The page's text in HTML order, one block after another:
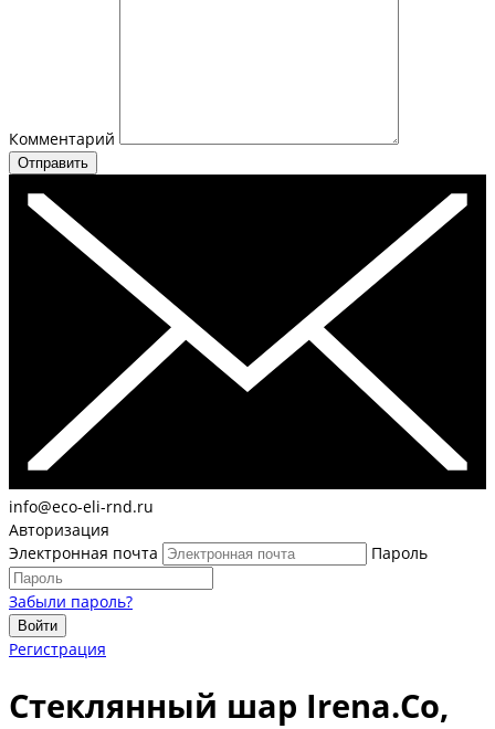
Комментарий
Отправить
info@eco-eli-rnd.ru
Авторизация
Электронная почта
Пароль
Забыли пароль?
Войти
Регистрация
Стеклянный шар Irena.Co,